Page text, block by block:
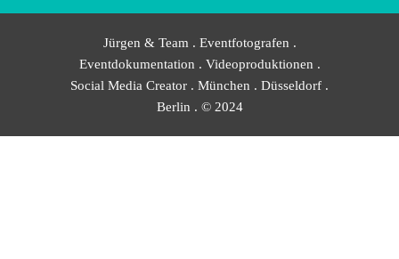
Jürgen & Team . Eventfotografen .
Eventdokumentation . Videoproduktionen .
Social Media Creator . München . Düsseldorf .
Berlin . © 2024